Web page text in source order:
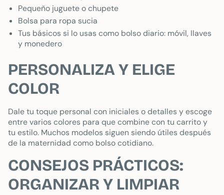
Pequeño juguete o chupete
Bolsa para ropa sucia
Tus básicos si lo usas como bolso diario: móvil, llaves
y monedero
PERSONALIZA Y ELIGE
COLOR
Dale tu toque personal con iniciales o detalles y escoge
entre varios colores para que combine con tu carrito y
tu estilo. Muchos modelos siguen siendo útiles después
de la maternidad como bolso cotidiano.
CONSEJOS PRÁCTICOS:
ORGANIZAR Y LIMPIAR